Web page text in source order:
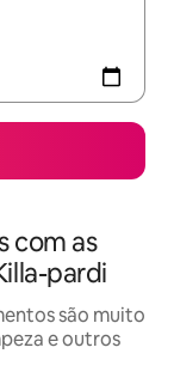
com as
pardi
são muito
e outros